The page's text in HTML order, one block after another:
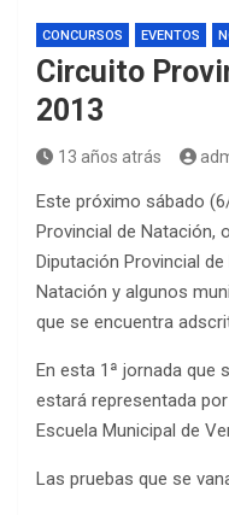
CONCURSOS EVENTOS
Circuito
2013
13 años atrás
Este próximo sábado
Provincial de Natación,
Diputación Provincial
Natación y algunos
que se encuentra
En esta 1ª jornada que
estará representada
Escuela Municipal de
Las pruebas que se